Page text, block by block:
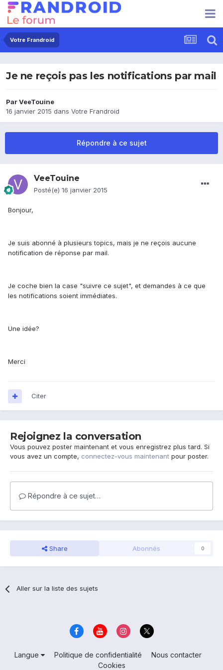
Votre Frandroid
Je ne reçois pas les notifications par mail
ParVeeTouine
16 janvier 2015 dans Votre Frandroid
Répondre à ce sujet
VeeTouine
Posté(e) 16 janvier 2015
Bonjour,
Je suis abonné à plusieurs topics, mais je ne reçois aucune
notification de réponse par mail.
Je coche bien la case "suivre ce sujet", et demandes à ce que
les notifications soient immédiates.
Une idée?
Merci
Citer
Rejoignez la conversation
Vous pouvez poster maintenant et vous enregistrez plus tard. Si
vous avez un compte, connectez-vous maintenant pour poster.
Répondre à ce sujet…
Share Abonnés 0
Aller sur la liste des sujets
Langue Politique de confidentialité
Nous contacter
Cookies